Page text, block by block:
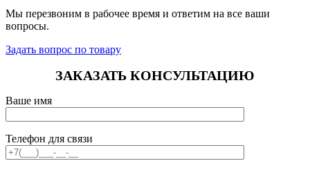
Мы перезвоним в рабочее время и ответим на все ваши
вопросы.
Задать вопрос по товару
ЗАКАЗАТЬ КОНСУЛЬТАЦИЮ
Ваше имя
Телефон для связи